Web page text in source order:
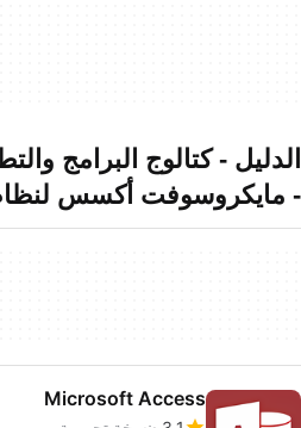
الدليل - كتالوج البرامج
- مايكروسوفت أكسس لنظام
Microsoft Access